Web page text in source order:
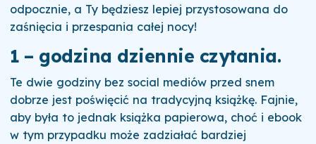
odpocznie, a Ty będziesz lepiej przystosowana do
zaśnięcia i przespania całej nocy!
1 – godzina dziennie czytania.
Te dwie godziny bez social mediów przed snem
dobrze jest poświęcić na tradycyjną książkę. Fajnie,
aby była to jednak książka papierowa, choć i ebook
w tym przypadku może zadziałać bardziej